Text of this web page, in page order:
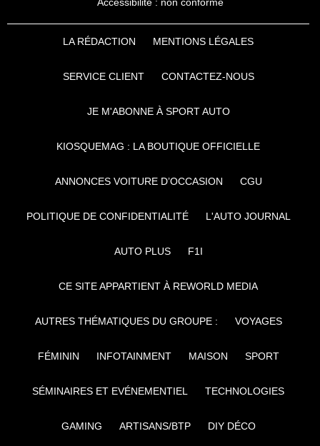
LA RÉDACTION MENTIONS LÉGALES
SERVICE CLIENT CONTACTEZ-NOUS
JE M'ABONNE À SPORT AUTO
KIOSQUEMAG : LA BOUTIQUE OFFICIELLE
ANNONCES VOITURE D’OCCASION CGU
POLITIQUE DE CONFIDENTIALITÉ L'AUTO JOURNAL
AUTO PLUS F1I
CE SITE APPARTIENT À REWORLD MEDIA
AUTRES THÉMATIQUES DU GROUPE : VOYAGES
FÉMININ INFOTAINMENT MAISON SPORT
SÉMINAIRES ET EVÉNEMENTIEL TECHNOLOGIES
GAMING ARTISANS/BTP DIY DÉCO